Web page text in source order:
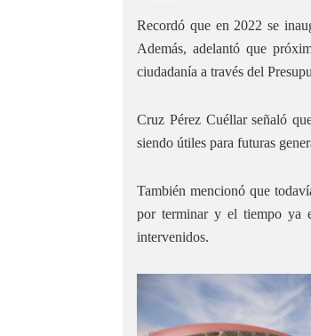
Recordó que en 2022 se
Además, adelantó que
ciudadanía a través del
Cruz Pérez Cuéllar señaló
siendo útiles para futuras
También mencionó que
por terminar y el tiempo ya
intervenidos.